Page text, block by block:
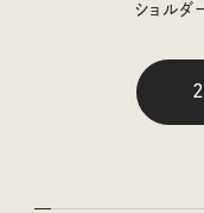
ショルダ